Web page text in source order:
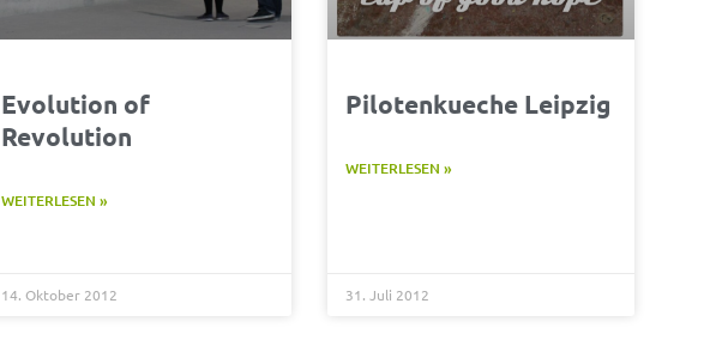
Evolution of
Revolution
WEITERLESEN »
14. Oktober 2012
Pilotenkueche Leipzig
WEITERLESEN »
31. Juli 2012